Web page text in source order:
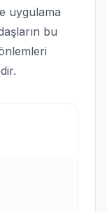
uygulama
bu